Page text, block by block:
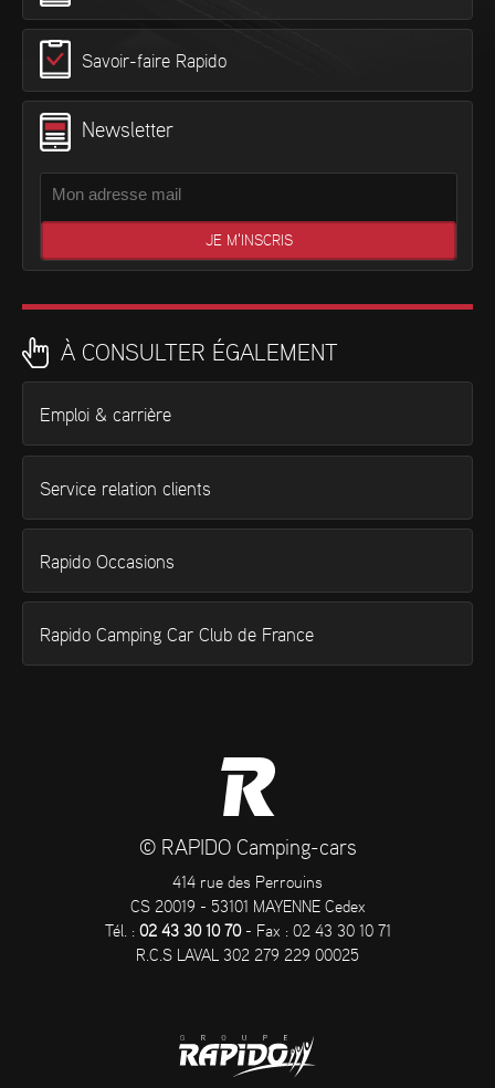
Savoir-faire Rapido
Newsletter
À CONSULTER ÉGALEMENT
Emploi & carrière
Service relation clients
Rapido Occasions
Rapido Camping Car Club de France
© RAPIDO Camping-cars
414 rue des Perrouins
CS 20019 - 53101 MAYENNE Cedex
Tél. : 02 43 30 10 70- Fax : 02 43 30 10 71
R.C.S LAVAL 302 279 229 00025